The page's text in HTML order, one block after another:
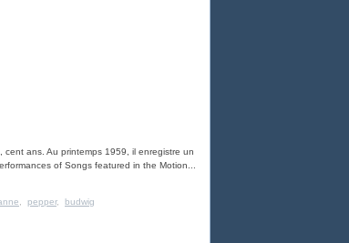
ans. Au printemps 1959, il enregistre un
of Songs featured in the Motion...
pepper, budwig